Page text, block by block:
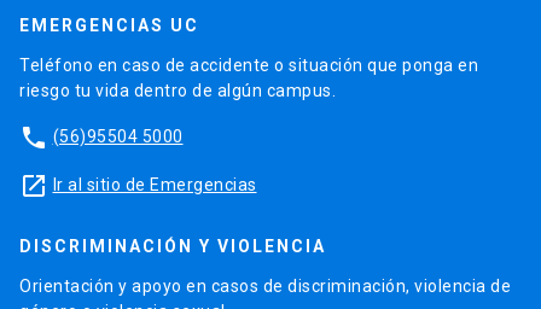
EMERGENCIAS UC
Teléfono en caso de accidente o situación que ponga en
riesgo tu vida dentro de algún campus.
phone (56)95504 5000
launch Ir al sitio de Emergencias
DISCRIMINACIÓN Y VIOLENCIA
Orientación y apoyo en casos de discriminación, violencia de